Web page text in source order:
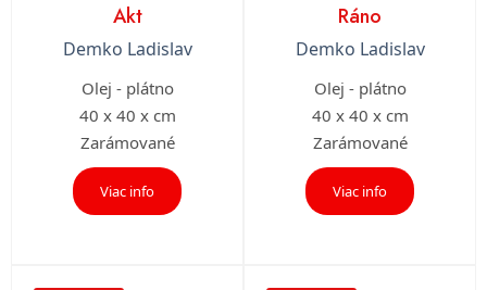
Akt
Demko Ladislav
Olej - plátno
40 x 40 x cm
Zarámované
Viac info
Ráno
Demko Ladislav
Olej - plátno
40 x 40 x cm
Zarámované
Viac info